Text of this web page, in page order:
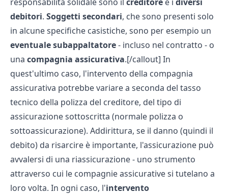
debitori. Soggetti secondari, che sono presenti solo
in alcune specifiche casistiche, sono per esempio un
eventuale subappaltatore- incluso nel contratto - o
una compagnia assicurativa.[/callout] In
quest'ultimo caso, l'intervento della compagnia
assicurativa potrebbe variare a seconda del tasso
tecnico della polizza del creditore, del tipo di
assicurazione sottoscritta (normale polizza o
sottoassicurazione). Addirittura, se il danno (quindi il
debito) da risarcire è importante, l'assicurazione può
avvalersi di una riassicurazione- uno strumento
attraverso cui le compagnie assicurative si tutelano a
loro volta. In ogni caso, l'intervento